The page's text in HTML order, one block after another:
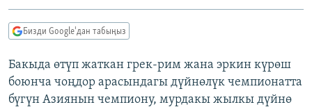
ДАНИСТЕ
ЭЖЕ-СИҢДИЛЕР
ОНЛАЙН ШЕРИНЕ
Бизди Google'дан табыңыз
Бакыда өтүп жаткан грек-рим жана эркин күрөш
боюнча чоңдор арасындагы дүйнөлүк чемпионатта
бүгүн Азиянын чемпиону, мурдакы жылкы дүйнө